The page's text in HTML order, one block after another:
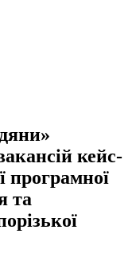
кейс-
програмної
та